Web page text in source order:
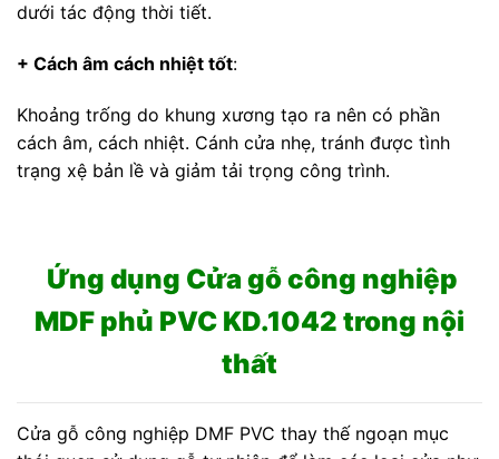
dưới tác động thời tiết.
+ Cách âm cách nhiệt tốt:
Khoảng trống do khung xương tạo ra nên có phần
cách âm, cách nhiệt. Cánh cửa nhẹ, tránh được tình
trạng xệ bản lề và giảm tải trọng công trình.
Ứng dụng Cửa gỗ công nghiệp
MDF phủ PVC KD.1042 trong nội
thất
Cửa gỗ công nghiệp DMF PVC thay thế ngoạn mục